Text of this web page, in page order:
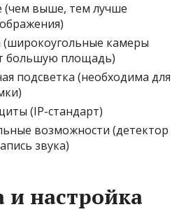
(чем выше, тем лучше
(широкоугольные камеры
большую площадь)
подсветка (необходима для
(IP-стандарт)
возможности (детектор
звука)
и настройка